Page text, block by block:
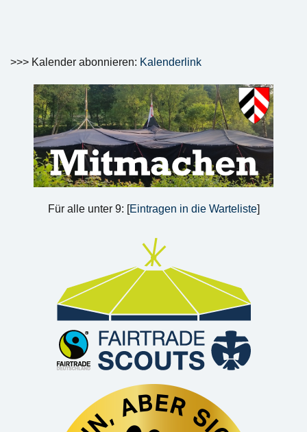
>>> Kalender abonnieren: Kalenderlink
Für alle unter 9: [Eintragen in die Warteliste]